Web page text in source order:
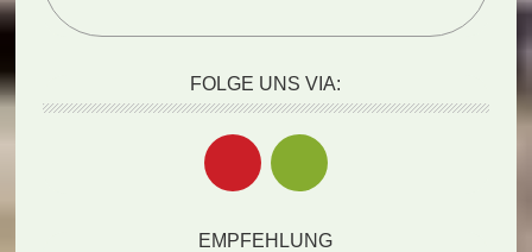
FOLGE UNS VIA:
EMPFEHLUNG